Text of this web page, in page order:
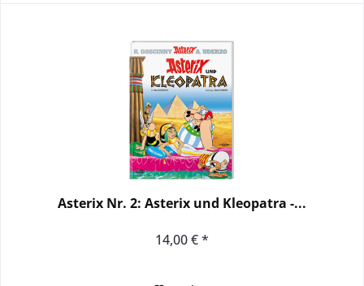
Asterix Nr. 2: Asterix und Kleopatra -...
14,00 € *